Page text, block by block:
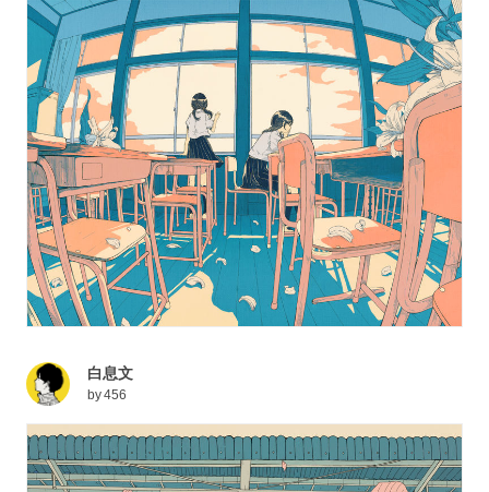
集しました。それではご覧ください。
白息文
by456